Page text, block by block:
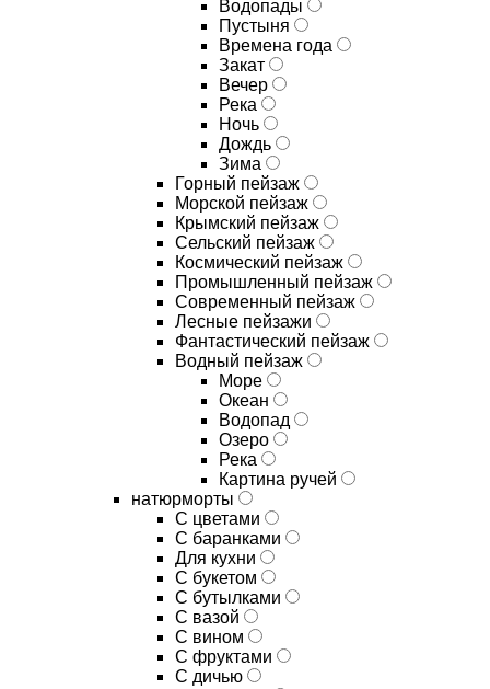
Водопады
Пустыня
Времена года
Закат
Вечер
Река
Ночь
Дождь
Зима
Горный пейзаж
Морской пейзаж
Крымский пейзаж
Сельский пейзаж
Космический пейзаж
Промышленный пейзаж
Современный пейзаж
Лесные пейзажи
Фантастический пейзаж
Водный пейзаж
Море
Океан
Водопад
Озеро
Река
Картина ручей
натюрморты
С цветами
С баранками
Для кухни
C букетом
C бутылками
C вазой
C вином
C фруктами
C дичью